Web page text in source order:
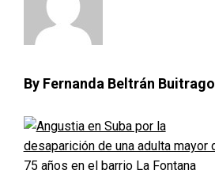
By Fernanda Beltrán Buitrago